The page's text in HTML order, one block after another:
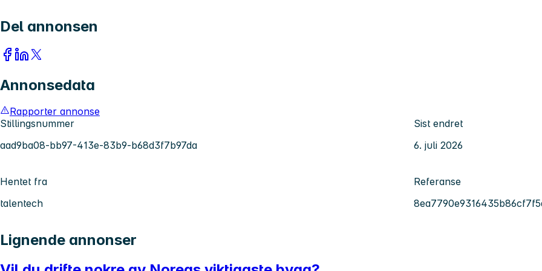
Del annonsen
Annonsedata
Rapporter annonse
Stillingsnummer
aad9ba08-bb97-413e-83b9-b68d3f7b97da
Sist endret
6. juli 2026
Hentet fra
talentech
Referanse
Lignende annonser